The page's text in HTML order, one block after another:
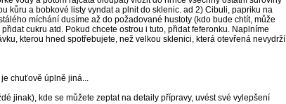
kůru a bobkové listy vyndat a plnit do sklenic. ad 2) Cibuli, papriku na
míchání dusíme až do požadované hustoty (kdo bude chtít, může
cukru atd. Pokud chcete ostrou i tuto, přidat feferonku. Naplníme
kterou hned spotřebujete, než velkou sklenici, která otevřená nevydrží
chuťově úplně jiná...
jinak), kde se můžete zeptat na detaily přípravy, uvést své vylepšení